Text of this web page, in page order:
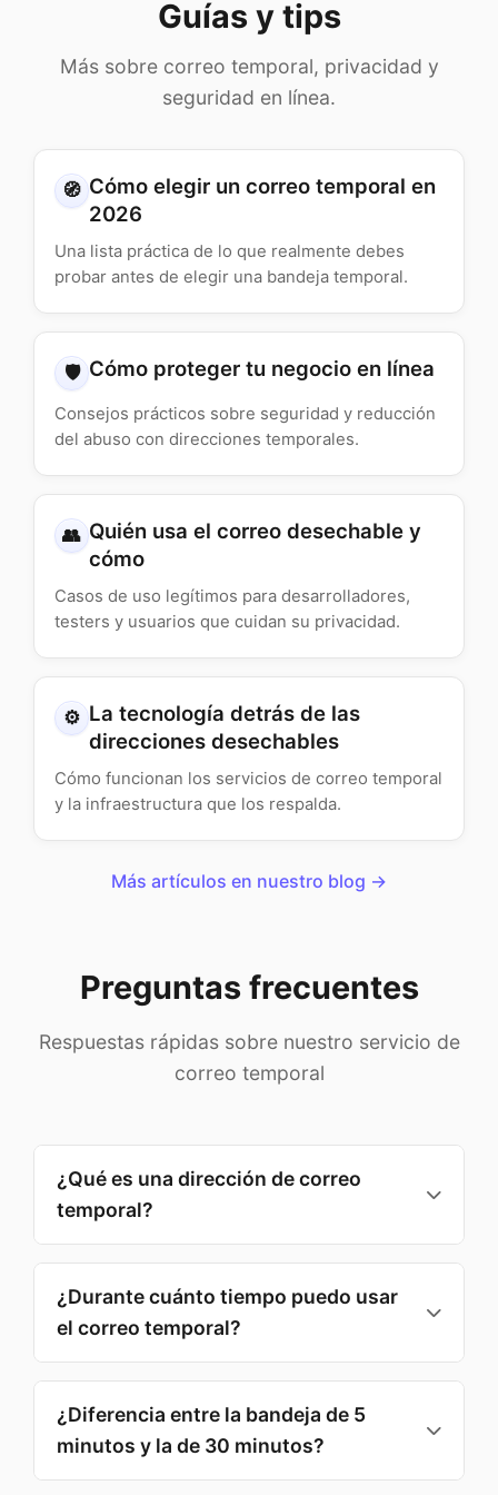
Guías y tips
Más sobre correo temporal, privacidad y
seguridad en línea.
🧭 Cómo elegir un correo temporal en
2026
Una lista práctica de lo que realmente debes
probar antes de elegir una bandeja temporal.
🛡️ Cómo proteger tu negocio en línea
Consejos prácticos sobre seguridad y reducción
del abuso con direcciones temporales.
👥 Quién usa el correo desechable y
cómo
Casos de uso legítimos para desarrolladores,
testers y usuarios que cuidan su privacidad.
⚙️ La tecnología detrás de las
direcciones desechables
Cómo funcionan los servicios de correo temporal
y la infraestructura que los respalda.
Más artículos en nuestro blog →
Preguntas frecuentes
Respuestas rápidas sobre nuestro servicio de
correo temporal
¿Qué es una dirección de correo
temporal?
dirección personal. Ideal para registros,
verificaciones y comunicaciones de corta
duración.
¿Durante cuánto tiempo puedo usar
el correo temporal?
suficiente para correos de verificación
manteniendo la privacidad.
¿Diferencia entre la bandeja de 5
minutos y la de 30 minutos?